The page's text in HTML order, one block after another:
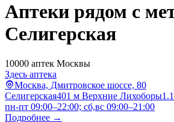
Аптеки рядом с
Селигерская
10000 аптек Москвы
Здесь аптека
Москва, Дмитровское шоссе, 80
Селигерская401 м Верхние Лихоборы
пн-пт 09:00–22:00; сб,вс 09:00–21:00
Подробнее →